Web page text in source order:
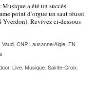
a été un succès
point d’orgue un saut réussi
Yverdon). Revivez ci-dessous
Vaud CNP Lausanne/Aigle EN
, Live Musique Sainte-Croix